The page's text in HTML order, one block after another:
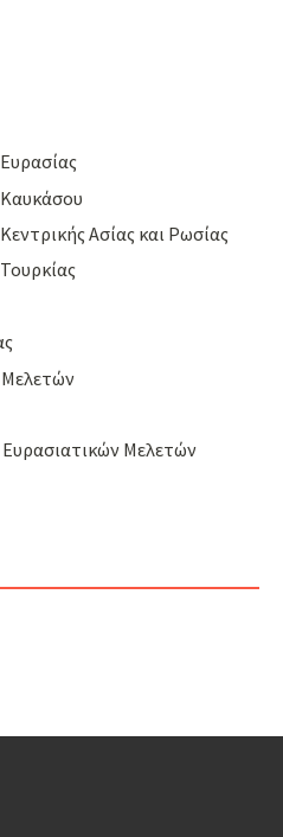
Ασίας και Ρωσίας
Μελετών
Μελετών